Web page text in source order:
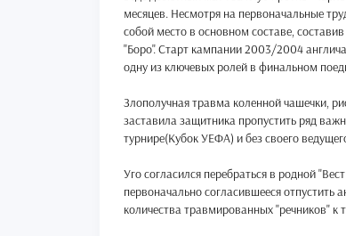
месяцев. Несмотря на первоначальные
собой место в основном составе,
"Боро". Старт кампании 2003/2004
одну из ключевых ролей в финальном
Злополучная травма коленной чашечки,
заставила защитника пропустить ряд
турнире(Кубок УЕФА) и без своего
Уго согласился перебраться в родной
первоначально согласившееся отпустить
количества травмированных "речников" к